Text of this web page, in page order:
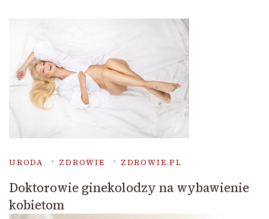
URODA ZDROWIE ZDROWIE.PL
Doktorowie ginekolodzy na wybawienie
kobietom